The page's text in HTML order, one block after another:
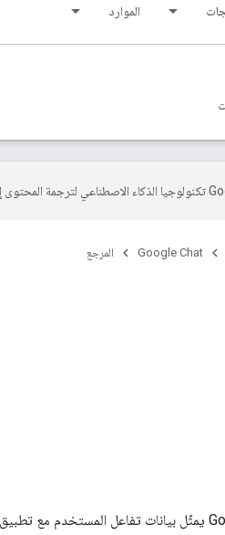
الموارد
Google Chat المرجع